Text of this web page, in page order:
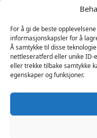
For å gi de beste
informasjonskapsler for å
Å samtykke til disse
nettleseratferd eller unike ID-
eller trekke tilbake samtykke
egenskaper og funksjoner.
Min konto
Kjøpsbetingelser
Angrerettskjema
Vi er sosiale